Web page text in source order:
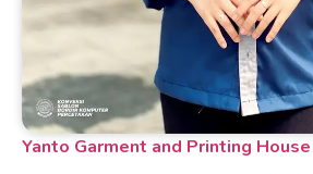
Yanto Garment and Printing House